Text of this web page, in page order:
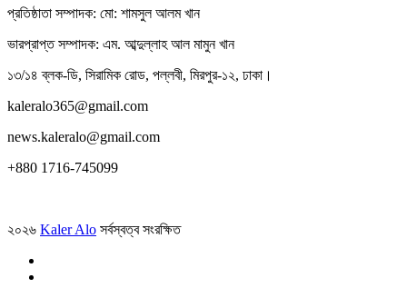
প্রতিষ্ঠাতা সম্পাদক: মো: শামসুল আলম খান
ভারপ্রাপ্ত সম্পাদক: এম. আব্দুল্লাহ আল মামুন খান
১৩/১৪ ব্লক-ডি, সিরামিক রোড, পল্লবী, মিরপুর-১২, ঢাকা।
kaleralo365@gmail.com
news.kaleralo@gmail.com
+880 1716-745099
২০২৬ Kaler Alo সর্বস্বত্ব সংরক্ষিত